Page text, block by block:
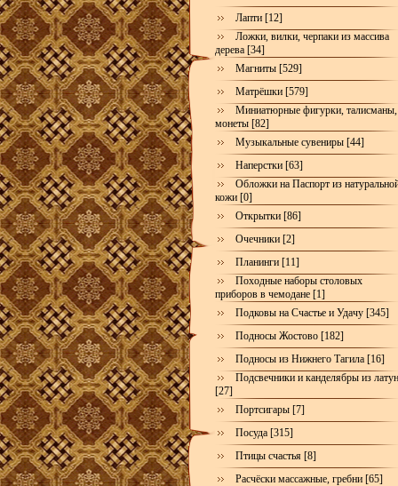
Лапти [12]
Ложки, вилки, черпаки из массива
дерева [34]
Магниты [529]
Матрёшки [579]
Миниатюрные фигурки, талисманы,
монеты [82]
Музыкальные сувениры [44]
Наперстки [63]
Обложки на Паспорт из
кожи [0]
Открытки [86]
Очечники [2]
Планинги [11]
Походные наборы столовых
приборов в чемодане [1]
Подковы на Счастье и Удачу [345]
Подносы Жостово [182]
Подносы из Нижнего Тагила [16]
Подсвечники и канделябры из
[27]
Портсигары [7]
Посуда [315]
Птицы счастья [8]
Расчёски массажные, гребни [65]